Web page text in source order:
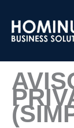
contenido